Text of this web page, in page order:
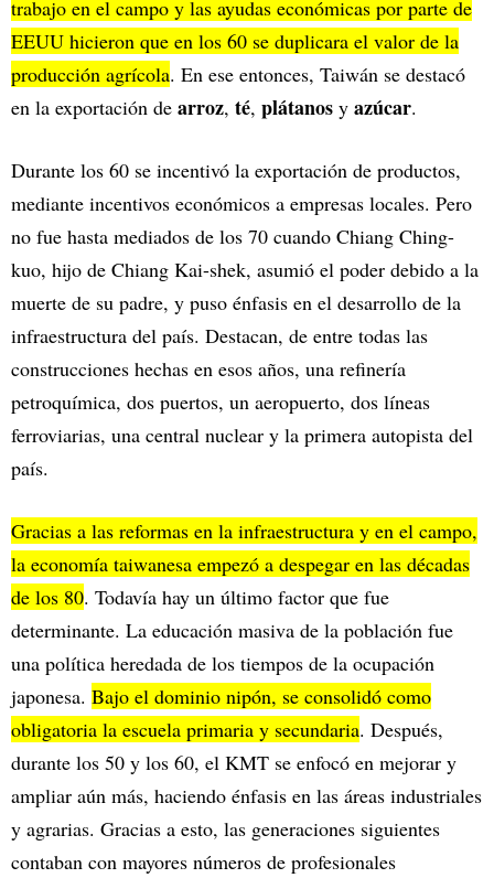
trabajo en el campo y las ayudas económicas por parte de
EEUU hicieron que en los 60 se duplicara el valor de la
producción agrícola. En ese entonces, Taiwán se destacó
en la exportación de arroz, té, plátanos y azúcar.
Durante los 60 se incentivó la exportación de productos,
mediante incentivos económicos a empresas locales. Pero
no fue hasta mediados de los 70 cuando Chiang Ching-
kuo, hijo de Chiang Kai-shek, asumió el poder debido a la
muerte de su padre, y puso énfasis en el desarrollo de la
infraestructura del país. Destacan, de entre todas las
construcciones hechas en esos años, una refinería
petroquímica, dos puertos, un aeropuerto, dos líneas
ferroviarias, una central nuclear y la primera autopista del
país.
Gracias a las reformas en la infraestructura y en el campo,
la economía taiwanesa empezó a despegar en las décadas
de los 80. Todavía hay un último factor que fue
determinante. La educación masiva de la población fue
una política heredada de los tiempos de la ocupación
japonesa. Bajo el dominio nipón, se consolidó como
obligatoria la escuela primaria y secundaria. Después,
durante los 50 y los 60, el KMT se enfocó en mejorar y
ampliar aún más, haciendo énfasis en las áreas industriales
y agrarias. Gracias a esto, las generaciones siguientes
contaban con mayores números de profesionales